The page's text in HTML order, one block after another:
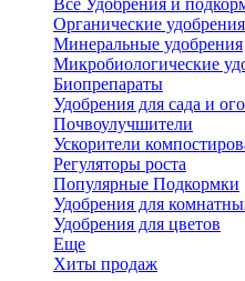
Все Удобрения и
Органические удобрения
Минеральные удобрения
Микробиологические
Биопрепараты
Удобрения для сада и
Почвоулучшители
Ускорители
Регуляторы роста
Популярные Подкормки
Удобрения для
Удобрения для цветов
Еще
Хиты продаж